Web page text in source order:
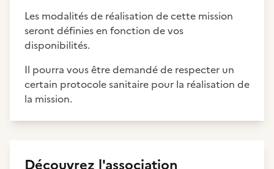
Les modalités de réalisation de cette mission
seront définies en fonction de vos
disponibilités.
Il pourra vous être demandé de respecter un
certain protocole sanitaire pour la réalisation de
la mission.